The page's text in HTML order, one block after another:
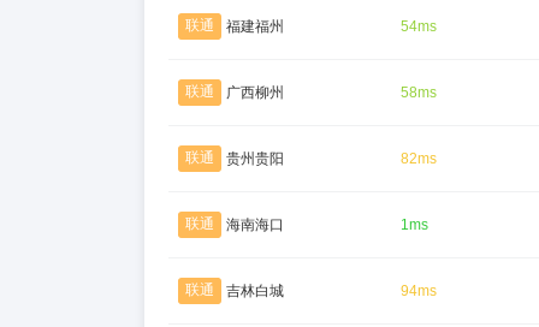
联通 福建福州 54ms
联通 广西柳州 58ms
联通 贵州贵阳 82ms
联通 海南海口 1ms
联通 吉林白城 94ms